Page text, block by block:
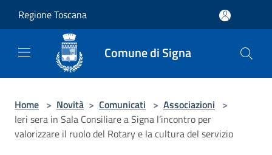
Regione Toscana
Comune di Signa
Home > Novità > Comunicati > Associazioni >
Ieri sera in Sala Consiliare a Signa l’incontro per
valorizzare il ruolo del Rotary e la cultura del servizio